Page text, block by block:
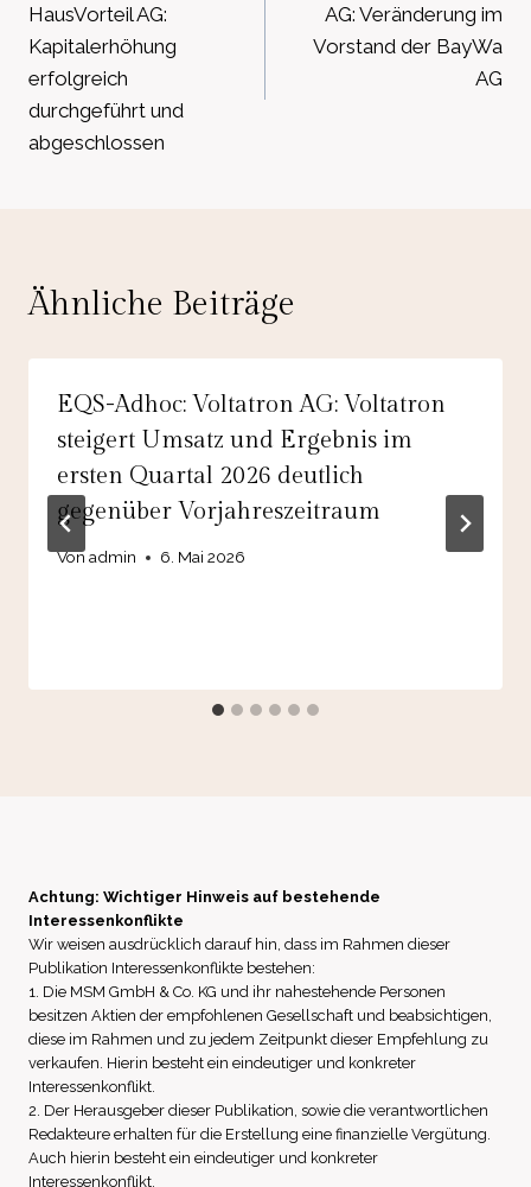
HausVorteil AG:
Kapitalerhöhung
erfolgreich
durchgeführt und
abgeschlossen
AG: Veränderung im
Vorstand der BayWa
AG
Ähnliche Beiträge
EQS-Adhoc: Voltatron AG: Voltatron
steigert Umsatz und Ergebnis im
ersten Quartal 2026 deutlich
gegenüber Vorjahreszeitraum
Vonadmin 6. Mai 2026
Achtung: Wichtiger Hinweis auf bestehende
Interessenkonflikte
Wir weisen ausdrücklich darauf hin, dass im Rahmen dieser
Publikation Interessenkonflikte bestehen:
1. Die MSM GmbH & Co. KG und ihr nahestehende Personen
besitzen Aktien der empfohlenen Gesellschaft und beabsichtigen,
diese im Rahmen und zu jedem Zeitpunkt dieser Empfehlung zu
verkaufen. Hierin besteht ein eindeutiger und konkreter
Interessenkonflikt.
2. Der Herausgeber dieser Publikation, sowie die verantwortlichen
Redakteure erhalten für die Erstellung eine finanzielle Vergütung.
Auch hierin besteht ein eindeutiger und konkreter
Interessenkonflikt.